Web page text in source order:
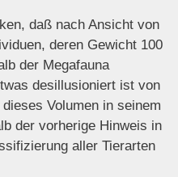
daß nach Ansicht von
deren Gewicht 100
der Megafauna
desillusioniert ist von
Volumen in seinem
der vorherige Hinweis in
aller Tierarten